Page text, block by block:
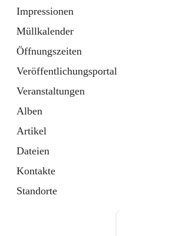
Impressionen
Müllkalender
Öffnungszeiten
Veröffentlichungsportal
Veranstaltungen
Alben
Artikel
Dateien
Kontakte
Standorte